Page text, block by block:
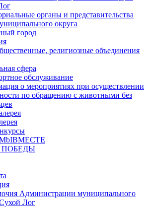
органы и представительства
округа
город
религиозные объединения
сфера
обслуживание
о мероприятиях при осуществлении
по обращению с животными без
ПОБЕДЫ
Администрации муниципального
Лог